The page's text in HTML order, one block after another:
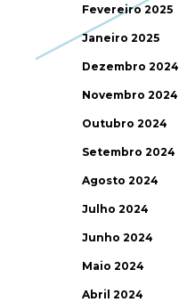
Fevereiro 2025
Janeiro 2025
Dezembro 2024
Novembro 2024
Outubro 2024
Setembro 2024
Agosto 2024
Julho 2024
Junho 2024
Maio 2024
Abril 2024